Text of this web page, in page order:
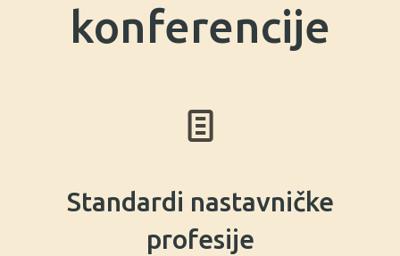
konferencije
Standardi nastavničke
profesije